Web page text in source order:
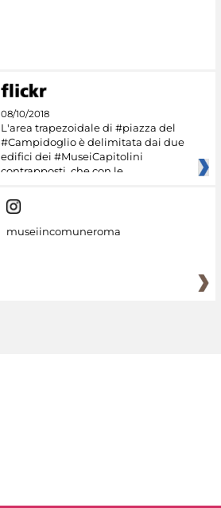
08/10/2018
L'area trapezoidale di #piazza del
#Campidoglio è delimitata dai due
edifici dei #MuseiCapitolini
contrapposti, che con le
museiincomuneroma